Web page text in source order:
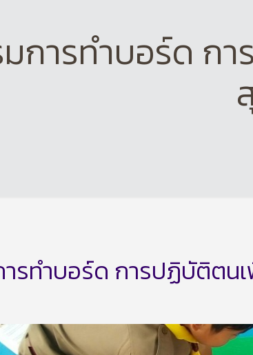
การทำบอร์ด ก
รทำบอร์ด การปฏิบัติตน